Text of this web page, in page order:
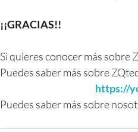
¡¡GRACIAS!!
Si quieres conocer más sobre
Puedes saber más sobre
https://
Puedes saber más sobre